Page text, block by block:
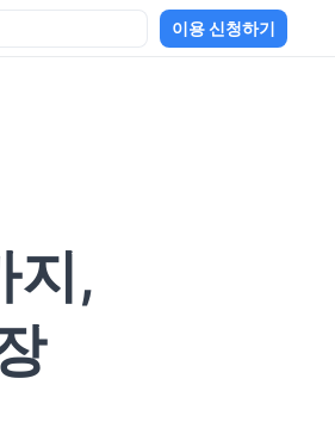
이용 신청하기
지,